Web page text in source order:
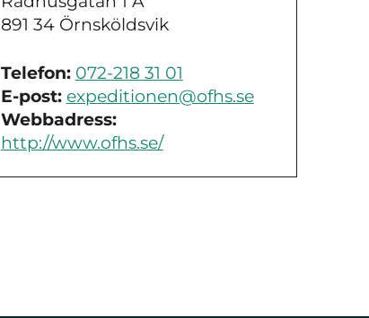
891 34 Örnsköldsvik
Telefon: 072-218 31 01
E-post: expeditionen@ofhs.se
Webbadress:
http://www.ofhs.se/